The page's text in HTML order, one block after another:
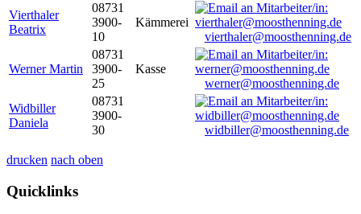
Vierthaler
Beatrix
08731
3900-
10
Kämmerei
vierthaler@moosthenning.de
Werner Martin
08731
3900-
25
Kasse
werner@moosthenning.de
Widbiller
Daniela
08731
3900-
30
widbiller@moosthenning.de
drucken nach oben
Quicklinks